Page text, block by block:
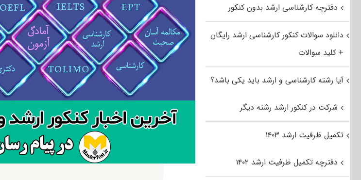
دفترچه کارشناسی ارشد بدون کنکور
دانلود سوالات کنکور کارشناسی ارشد رایگان
+ کلید سوالات
آیا رشته کارشناسی و ارشد باید یکی باشد؟
شرکت در کنکور ارشد رشته دیگر
تکمیل ظرفیت ارشد ۱۴۰۳
دفترچه تکمیل ظرفیت ارشد ۱۴۰۲